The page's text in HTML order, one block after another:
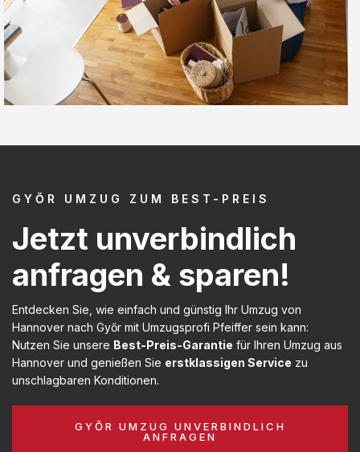
GYŐR UMZUG ZUM BEST-PREIS
Jetzt unverbindlich
anfragen & sparen!
Entdecken Sie, wie einfach und günstig Ihr Umzug von
Hannover nach Győr mit Umzugsprofi Pfeiffer sein kann:
Nutzen Sie unsere Best-Preis-Garantie für Ihren Umzug aus
Hannover und genießen Sie erstklassigen Service zu
unschlagbaren Konditionen.
GYŐR UMZUG UNVERBINDLICH
ANFRAGEN